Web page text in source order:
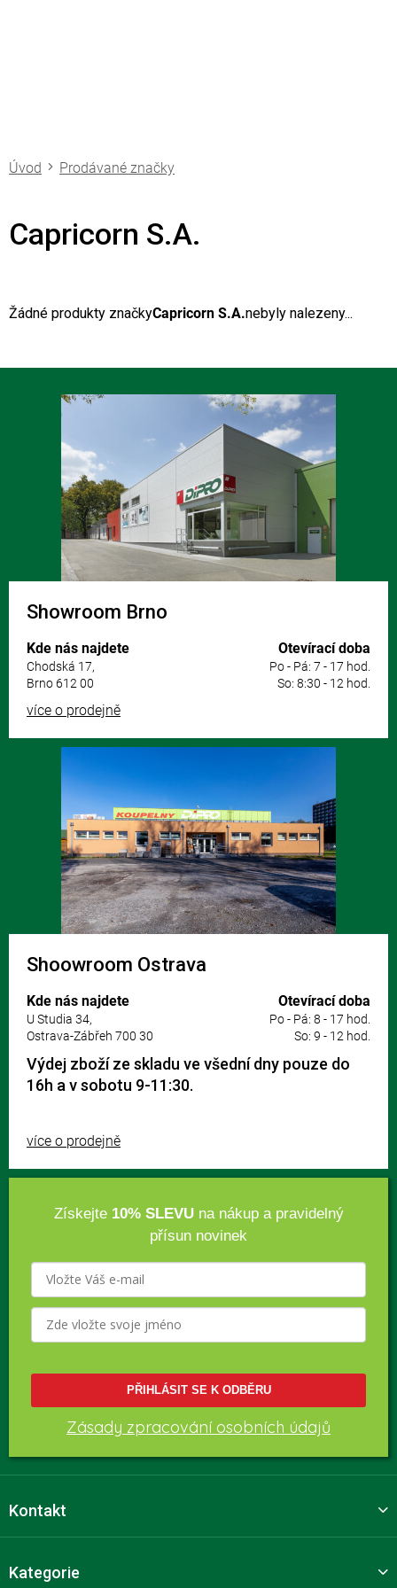
Prodávané značky
Capricorn S.A.
Žádné produkty značkyCapricorn S.A.nebyly nalezeny...
Showroom Brno
Kde nás najdete
Chodská 17,
Brno 612 00
Otevírací doba
Po - Pá: 7 - 17 hod.
So: 8:30 - 12 hod.
více o prodejně
Shoowroom Ostrava
Kde nás najdete
U Studia 34,
Ostrava-Zábřeh 700 30
Otevírací doba
Po - Pá: 8 - 17 hod.
So: 9 - 12 hod.
Výdej zboží ze skladu ve všední dny pouze do
16h a v sobotu 9-11:30.
více o prodejně
Získejte 10% SLEVUna nákup a pravidelný
přísun novinek
PŘIHLÁSIT SE K ODBĚRU
Zásady zpracování osobních údajů
Kontakt
Kategorie